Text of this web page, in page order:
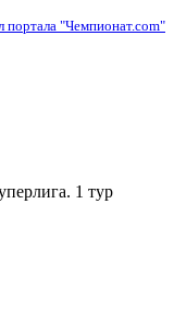
портала "Чемпионат.com"
1 тур